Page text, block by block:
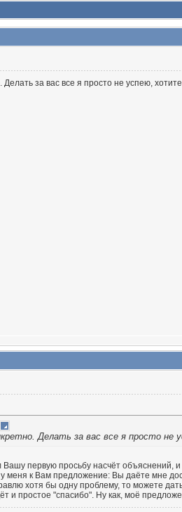
Делать за вас все я просто не успею,
Делать за вас все я просто не
первую просьбу насчёт объяснений, и
меня к Вам предложение: Вы даёте мне
хотя бы одну проблему, то можете
и простое "спасибо". Ну как, моё